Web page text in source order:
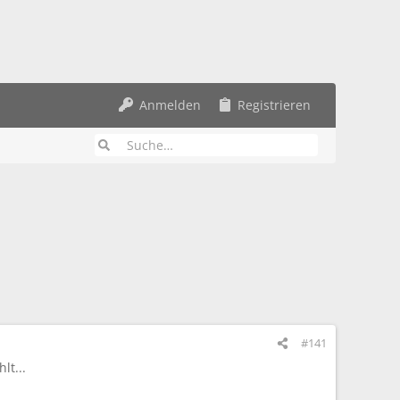
Anmelden Registrieren
#141